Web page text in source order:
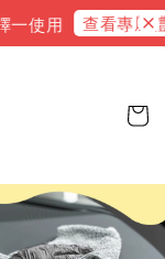
用 查看專屬禮遇